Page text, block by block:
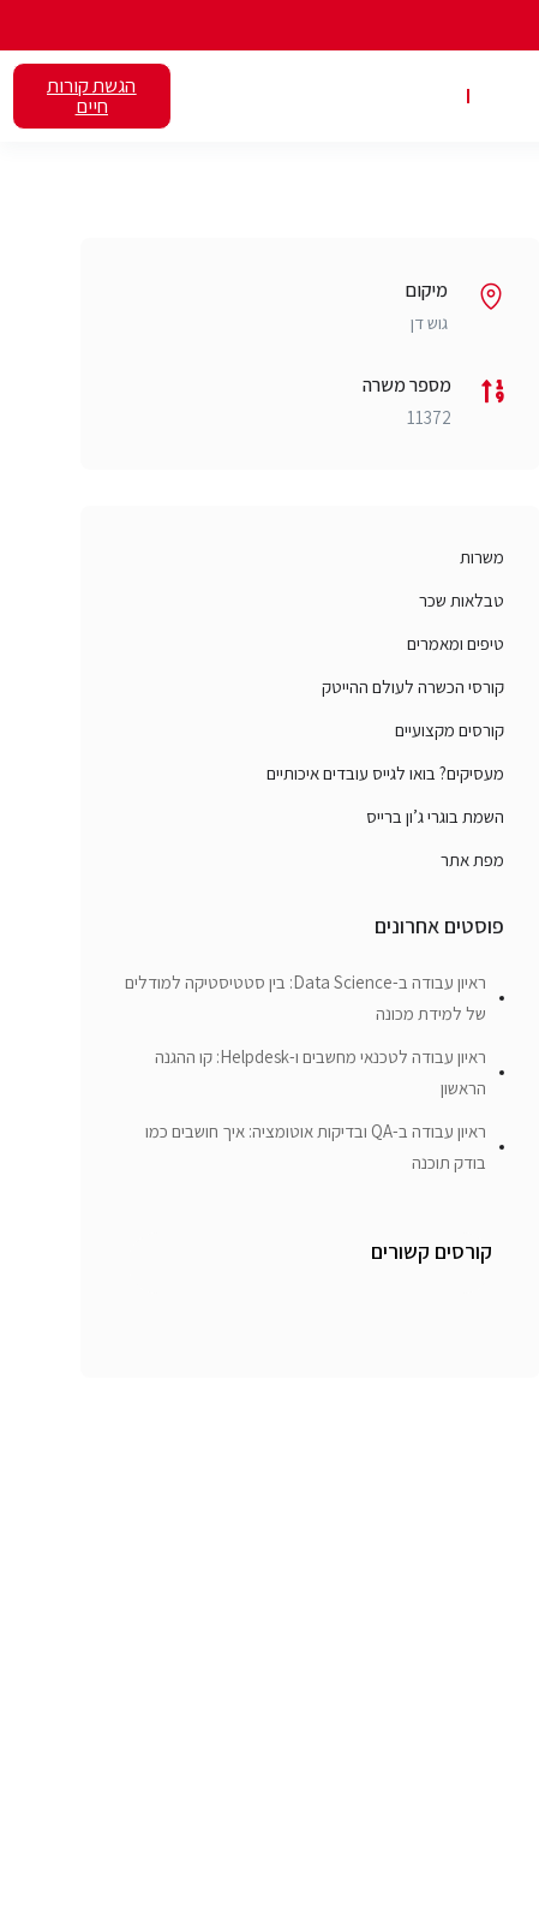
הגשת קורות
חיים
מיקום
גוש דן
מספר משרה
11372
משרות
טבלאות שכר
טיפים ומאמרים
קורסי הכשרה לעולם ההייטק
קורסים מקצועיים
מעסיקים? בואו לגייס עובדים איכותיים
השמת בוגרי ג’ון ברייס
מפת אתר
פוסטים אחרונים
ראיון עבודה ב-Data Science: בין סטטיסטיקה למודלים
של למידת מכונה
ראיון עבודה לטכנאי מחשבים ו-Helpdesk: קו ההגנה
הראשון
ראיון עבודה ב-QA ובדיקות אוטומציה: איך חושבים כמו
בודק תוכנה
קורסים קשורים